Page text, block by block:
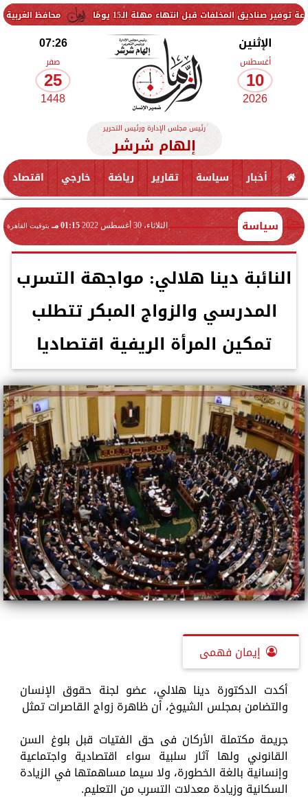
محافظ الغربية يتفقد قبل انتهاء مهلة الـ15 يومًا
الإثنين
أغسطس
10
2026
07:26
صفر
25
1448
رئيس مجلس الإدارة ورئيس التحرير
إلهام شرشر
أخبار سياسة تقارير رياضة خارجي اقتصاد
سياسة الثلاثاء، 30 أغسطس 2022 01:15 مـ بتوقيت القاهرة
النائبة دينا هلالي: مواجهة التسرب
المدرسي والزواج المبكر تتطلب
تمكين المرأة الريفية اقتصاديا
إيمان فهمى
أكدت الدكتورة دينا هلالي، عضو لجنة حقوق الإنسان
والتضامن بمجلس الشيوخ، أن ظاهرة زواج القاصرات تمثل
جريمة مكتملة الأركان فى حق الفتيات قبل بلوغ السن
القانوني ولها آثار سلبية سواء اقتصادية واجتماعية
وإنسانية بالغة الخطورة، ولا سيما مساهمتها في الزيادة
السكانية وزيادة معدلات التسرب من التعليم.